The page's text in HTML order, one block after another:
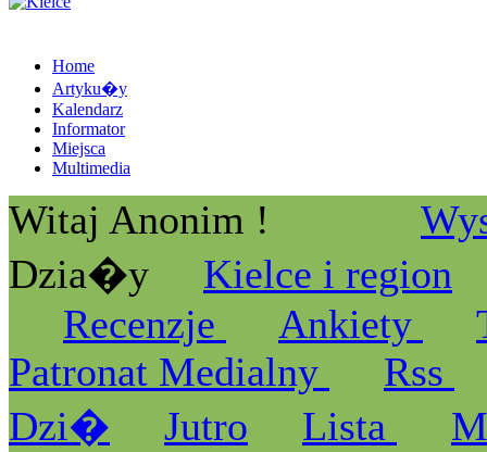
Home
Artyku�y
Kalendarz
Informator
Miejsca
Multimedia
Witaj Anonim !
Dzia�y
Kielce i region
Recenzje
Ankiety
Patronat Medialny
Rss
Dzi�
Jutro Lista